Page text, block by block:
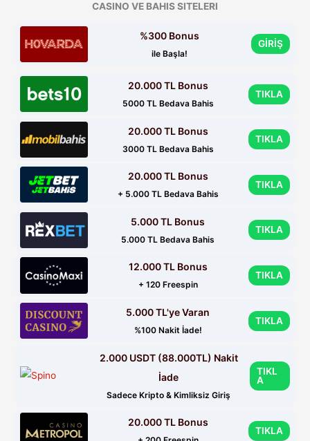
CASINO VE BAHIS SITELERI
%300 Bonus
ile Başla!
GİRİŞ
20.000 TL Bonus
5000 TL Bedava Bahis
TIKLA
20.000 TL Bonus
3000 TL Bedava Bahis
TIKLA
20.000 TL Bonus
+ 5.000 TL Bedava Bahis
TIKLA
5.000 TL Bonus
5.000 TL Bedava Bahis
TIKLA
12.000 TL Bonus
+ 120 Freespin
TIKLA
5.000 TL'ye Varan
%100 Nakit İade!
TIKLA
2.000 USDT (88.000TL) Nakit
İade
Sadece Kripto & Kimliksiz Giriş
TIKL
A
20.000 TL Bonus
TIKLA